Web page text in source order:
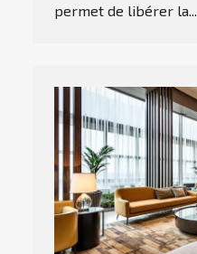
permet de libérer la...